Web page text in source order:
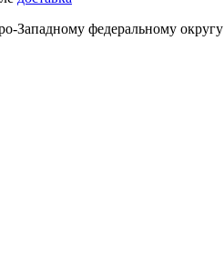
Западному федеральному округу